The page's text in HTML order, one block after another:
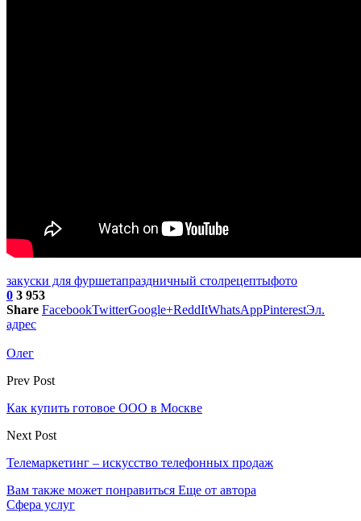
закуски для фуршетапраздничный столрецептыфото
0 3 953
Share FacebookTwitterGoogle+ReddItWhatsAppPinterestЭл.
адрес
Олег
Prev Post
Как купить готовое ООО в Москве
Next Post
Телемаркетинг – искусство телефонных продаж
Вам также может понравиться Еще от автора
Сфера услуг